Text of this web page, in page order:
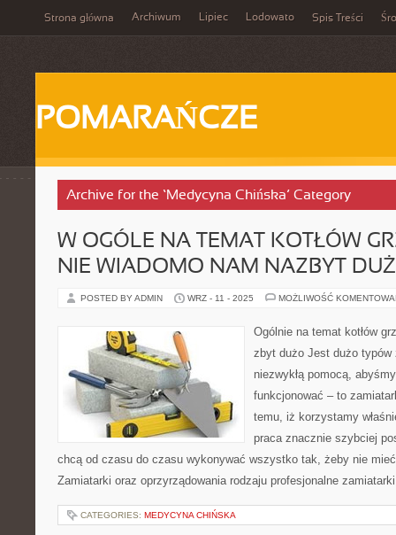
Strona główna Archiwum Lipiec Lodowato Spis Treści
POMARAŃCZE
Archive for the ‘Medycyna Chińska’ Category
W OGÓLE NA TEMAT KOTŁÓW
NIE WIADOMO NAM NAZBYT
POSTED BY ADMIN WRZ - 11 - 2025 MOŻLIWOŚĆ
Ogólnie na temat kotłów
zbyt dużo Jest dużo
niezwykłą pomocą,
funkcjonować – to
temu, iż korzystamy
praca znacznie szybciej
chcą od czasu do czasu wykonywać wszystko tak, żeby nie
Zamiatarki oraz oprzyrządowania rodzaju profesjonalne
CATEGORIES: MEDYCYNA CHIŃSKA